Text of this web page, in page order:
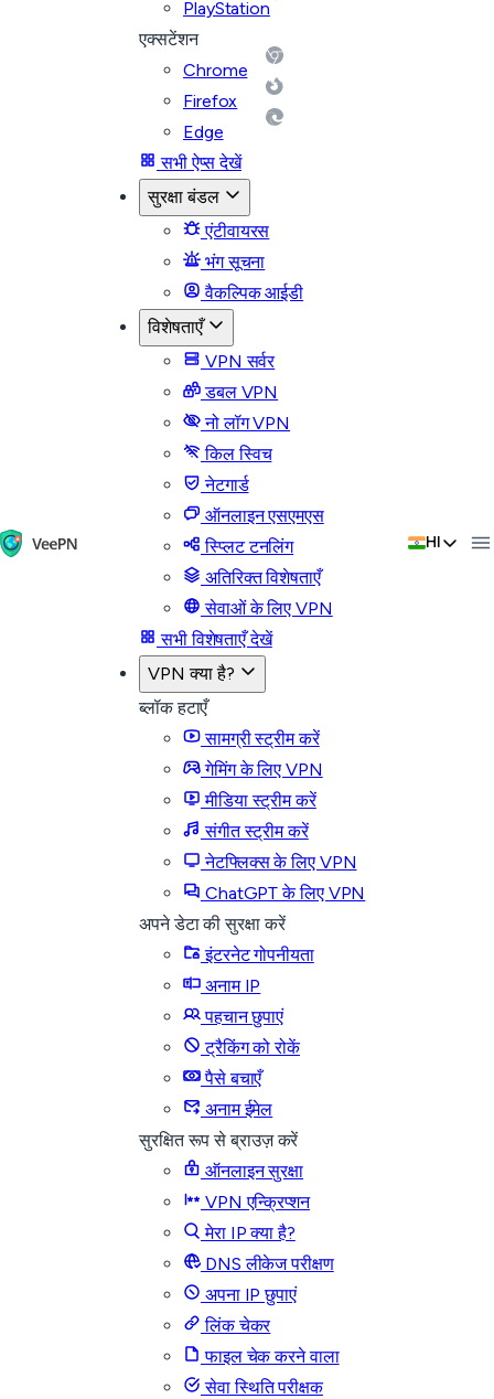
PlayStation
एक्सटेंशन
Chrome
Firefox
Edge
सभी ऐप्स देखें
सुरक्षा बंडल
एंटीवायरस
भंग सूचना
वैकल्पिक आईडी
विशेषताएँ
VPN सर्वर
डबल VPN
नो लॉग VPN
किल स्विच
नेटगार्ड
ऑनलाइन एसएमएस
स्प्लिट टनलिंग
अतिरिक्त विशेषताएँ
सेवाओं के लिए VPN
सभी विशेषताएँ देखें
VPN क्या है?
ब्लॉक हटाएँ
सामग्री स्ट्रीम करें
गेमिंग के लिए VPN
मीडिया स्ट्रीम करें
संगीत स्ट्रीम करें
नेटफ्लिक्स के लिए VPN
ChatGPT के लिए VPN
अपने डेटा की सुरक्षा करें
इंटरनेट गोपनीयता
अनाम IP
पहचान छुपाएं
ट्रैकिंग को रोकें
पैसे बचाएँ
अनाम ईमेल
सुरक्षित रूप से ब्राउज़ करें
ऑनलाइन सुरक्षा
VPN एन्क्रिप्शन
मेरा IP क्या है?
DNS लीकेज परीक्षण
अपना IP छुपाएं
लिंक चेकर
फाइल चेक करने वाला
सेवा स्थिति परीक्षक
HI